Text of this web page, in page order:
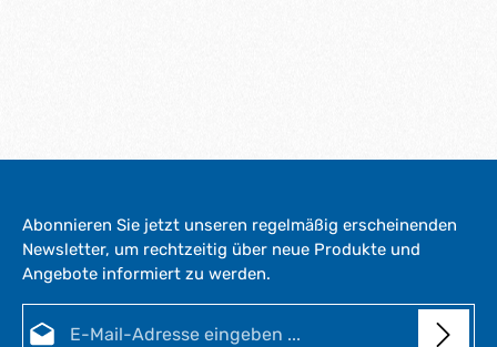
Abonnieren Sie jetzt unseren regelmäßig erscheinenden
Newsletter, um rechtzeitig über neue Produkte und
Angebote informiert zu werden.